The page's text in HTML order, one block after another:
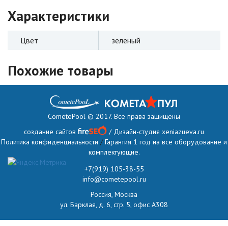
Характеристики
Цвет зеленый
Похожие товары
CometePool © 2017. Все права защищены
создание сайтов
/ Дизайн-студия xeniazueva.ru
Политика конфиденциальности / Гарантия 1 год на все оборудование и
комплектующие.
+7(919) 105-38-55
info@cometepool.ru
Россия, Москва
ул. Барклая, д. 6, стр. 5, офис А308